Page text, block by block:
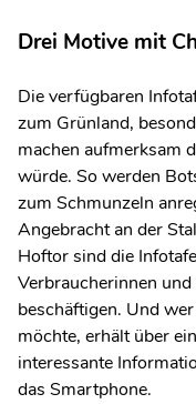
Drei Motive mit
Die verfügbaren
zum Grünland,
machen aufmerksam
würde. So werden
zum Schmunzeln
Angebracht an der
Hoftor sind die
Verbraucherinnen
beschäftigen. Und
möchte, erhält über
interessante
das Smartphone.